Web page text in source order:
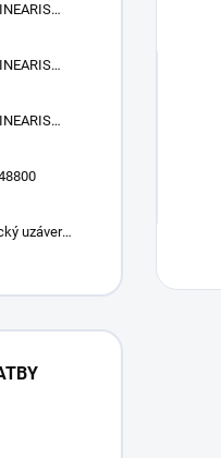
L 75
L 85
L 95
uzáver